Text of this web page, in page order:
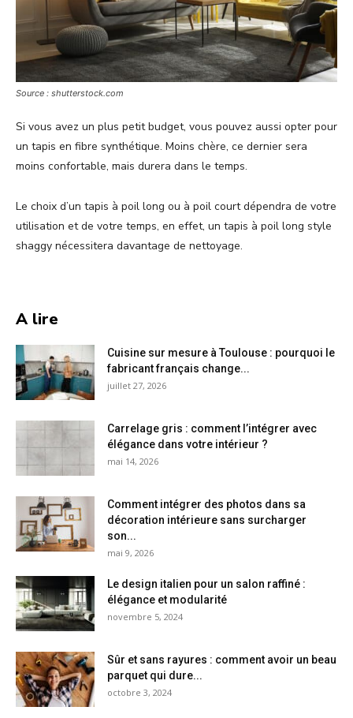
Source : shutterstock.com
Si vous avez un plus petit budget, vous pouvez aussi opter pour
un tapis en fibre synthétique. Moins chère, ce dernier sera
moins confortable, mais durera dans le temps.
Le choix d’un tapis à poil long ou à poil court dépendra de votre
utilisation et de votre temps, en effet, un tapis à poil long style
shaggy nécessitera davantage de nettoyage.
A lire
Cuisine sur mesure à Toulouse : pourquoi le
fabricant français change...
juillet 27, 2026
Carrelage gris : comment l’intégrer avec
élégance dans votre intérieur ?
mai 14, 2026
Comment intégrer des photos dans sa
décoration intérieure sans surcharger
son...
mai 9, 2026
Le design italien pour un salon raffiné :
élégance et modularité
novembre 5, 2024
Sûr et sans rayures : comment avoir un beau
parquet qui dure...
octobre 3, 2024